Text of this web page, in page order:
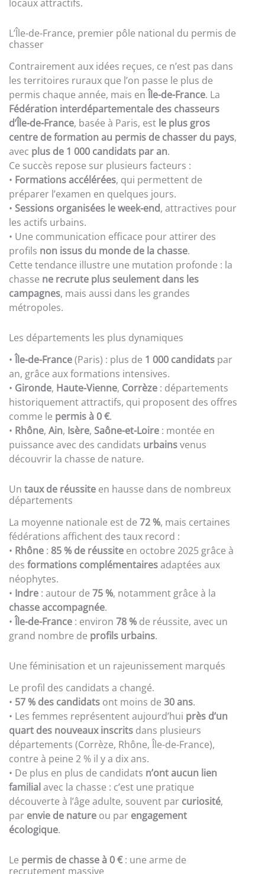
locaux attractifs.
L’Île-de-France, premier pôle national du permis de
chasser
Contrairement aux idées reçues, ce n’est pas dans
les territoires ruraux que l’on passe le plus de
permis chaque année, mais enÎle-de-France. La
Fédération interdépartementale des chasseurs
d’Île-de-France, basée à Paris, est le plus gros
centre de formation au permis de chasser du pays,
avec plus de 1 000 candidats par an.
Ce succès repose sur plusieurs facteurs :
• Formations accélérées, qui permettent de
préparer l’examen en quelques jours.
• Sessions organisées le week-end, attractives pour
les actifs urbains.
• Une communication efficace pour attirer des
profils non issus du monde de la chasse.
Cette tendance illustre une mutation profonde : la
chasse ne recrute plus seulement dans les
campagnes, mais aussi dans les grandes
métropoles.
Les départements les plus dynamiques
•Île-de-France(Paris) : plus de 1 000 candidats par
an, grâce aux formations intensives.
• Gironde, Haute-Vienne, Corrèze : départements
historiquement attractifs, qui proposent des offres
comme le permis à 0 €.
• Rhône, Ain, Isère, Saône-et-Loire : montée en
puissance avec des candidats urbainsvenus
découvrir la chasse de nature.
Un taux de réussite en hausse dans de nombreux
départements
La moyenne nationale est de 72 %, mais certaines
fédérations affichent des taux record :
• Rhône : 85 % de réussite en octobre 2025 grâce à
des formations complémentairesadaptées aux
néophytes.
• Indre : autour de 75 %, notamment grâce à la
chasse accompagnée.
•Île-de-France : environ 78 % de réussite, avec un
grand nombre de profils urbains.
Une féminisation et un rajeunissement marqués
Le profil des candidats a changé.
• 57 % des candidats ont moins de 30 ans.
• Les femmes représentent aujourd’hui près d’un
quart des nouveaux inscrits dans plusieurs
départements (Corrèze, Rhône, Île-de-France),
contre à peine 2 % il y a dix ans.
• De plus en plus de candidats n’ont aucun lien
familial avec la chasse : c’est une pratique
découverte à l’âge adulte, souvent par curiosité,
par envie de nature ou par engagement
écologique.
Le permis de chasse à 0 €: une arme de
recrutement massive